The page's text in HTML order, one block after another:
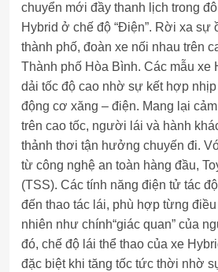
chuyển mới đầy thanh lịch trong
Hybrid ở chế độ “Điện”. Rời xa sự
thành phố, đoàn xe nối nhau trên
Thành phố Hòa Bình. Các mẫu xe
dải tốc độ cao nhờ sự kết hợp
động cơ xăng – điện. Mang lại
trên cao tốc, người lái và hành
thảnh thơi tận hưởng chuyến đi.
từ công nghệ an toàn hàng đầu,
(TSS). Các tính năng điện tử tác
đến thao tác lái, phù hợp từng
nhiên như chính“giác quan” của
đó, chế độ lái thể thao của xe
đặc biệt khi tăng tốc tức thời nhờ